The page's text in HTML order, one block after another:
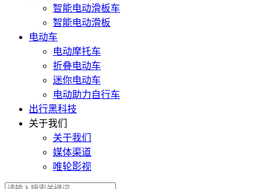
智能电动滑板车
智能电动滑板
电动车
电动摩托车
折叠电动车
迷你电动车
电动助力自行车
出行黑科技
关于我们
关于我们
媒体渠道
唯轮影视